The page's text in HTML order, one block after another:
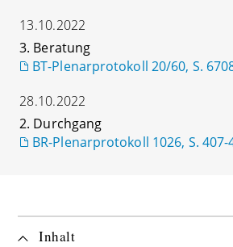
13.10.2022
3. Beratung
BT-Plenarprotokoll 20/60, S.
28.10.2022
2. Durchgang
BR-Plenarprotokoll 1026, S. 407-
Inhalt